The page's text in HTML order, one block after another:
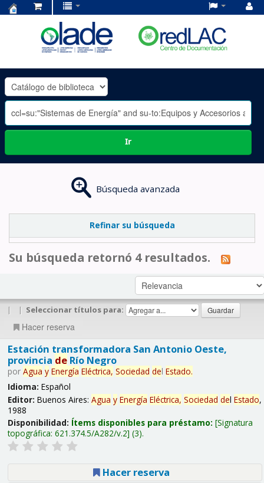
OLADE
-
Ir
Búsqueda avanzada
Refinar su búsqueda
Su búsqueda retornó 4 resultados.
| | Seleccionar títulos para:
Hacer reserva
Estación transformadora San Antonio Oeste,
provincia deRío Negro
por Agua y Energía Eléctrica, Sociedad del Estado.
Idioma: Español
Editor: Buenos Aires: Agua y Energía Eléctrica, Sociedad del Estado,
1988
Disponibilidad: Ítems disponibles para préstamo: Signatura
topográfica: 621.374.5/A282/v.2 (3).
Hacer reserva